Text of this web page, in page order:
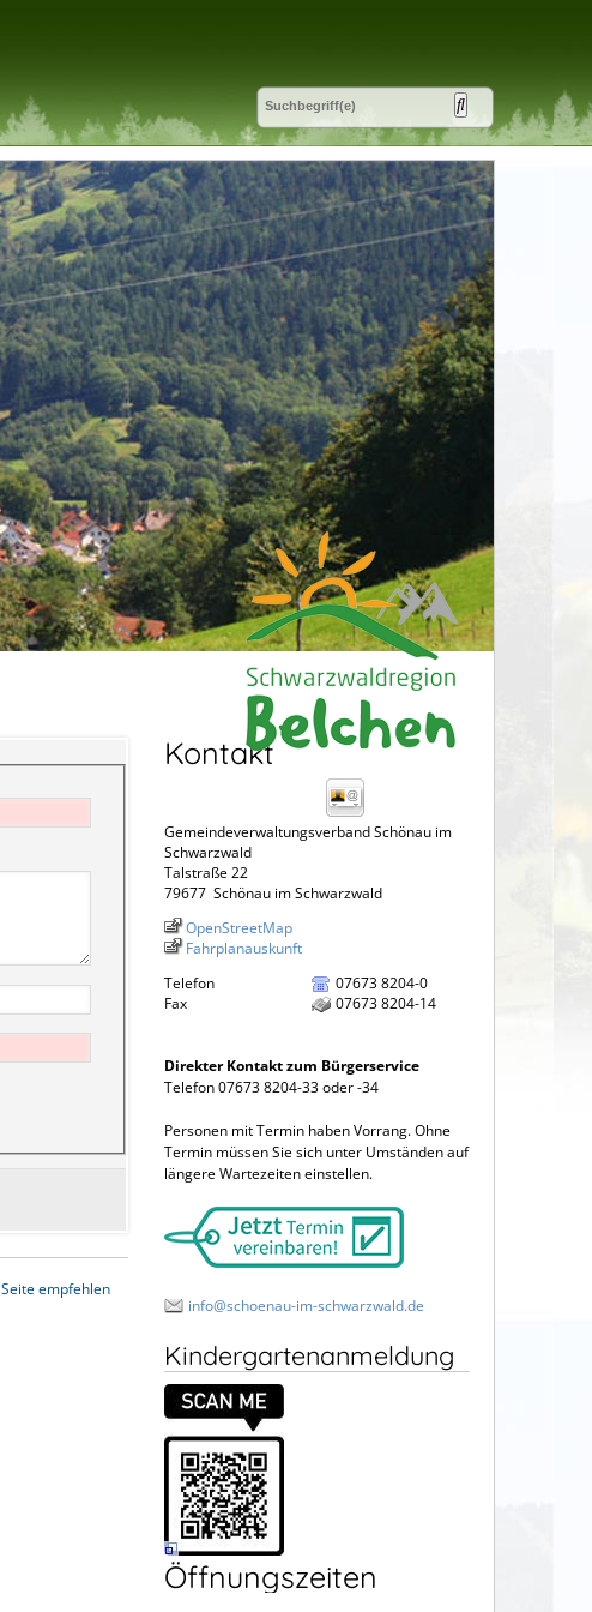
Seite empfehlen
Kontakt
Gemeindeverwaltungsverband Schönau im
Schwarzwald
Talstraße 22
79677 Schönau im Schwarzwald
OpenStreetMap
Fahrplanauskunft
Telefon
07673 8204-0
Fax
07673 8204-14
Direkter Kontakt zum Bürgerservice
Telefon 07673 8204-33 oder -34
Personen mit Termin haben Vorrang. Ohne
Termin müssen Sie sich unter Umständen auf
längere Wartezeiten einstellen.
info@schoenau-im-schwarzwald.de
Kindergartenanmeldung
Öffnungszeiten